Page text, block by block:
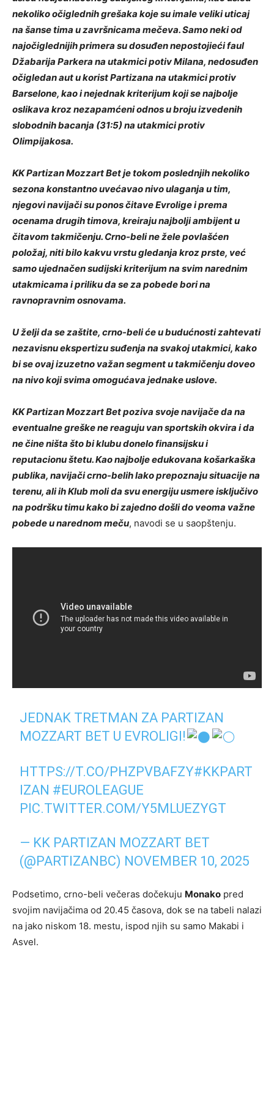
nekoliko očiglednih grešaka koje su imale veliki uticaj
na šanse tima u završnicama mečeva. Samo neki od
najočiglednijih primera su dosuđen nepostojieći faul
Džabarija Parkera na utakmici potiv Milana, nedosuđen
očigledan aut u korist Partizana na utakmici protiv
Barselone, kao i nejednak kriterijum koji se najbolje
oslikava kroz nezapamćeni odnos u broju izvedenih
slobodnih bacanja (31:5) na utakmici protiv
Olimpijakosa.
KK Partizan Mozzart Bet je tokom poslednjih nekoliko
sezona konstantno uvećavao nivo ulaganja u tim,
njegovi navijači su ponos čitave Evrolige i prema
ocenama drugih timova, kreiraju najbolji ambijent u
čitavom takmičenju. Crno-beli ne žele povlašćen
položaj, niti bilo kakvu vrstu gledanja kroz prste, već
samo ujednačen sudijski kriterijum na svim narednim
utakmicama i priliku da se za pobede bori na
ravnopravnim osnovama.
U želji da se zaštite, crno-beli će u budućnosti zahtevati
nezavisnu ekspertizu suđenja na svakoj utakmici, kako
bi se ovaj izuzetno važan segment u takmičenju doveo
na nivo koji svima omogućava jednake uslove.
KK Partizan Mozzart Bet poziva svoje navijače da na
eventualne greške ne reaguju van sportskih okvira i da
ne čine ništa što bi klubu donelo finansijsku i
reputacionu štetu. Kao najbolje edukovana košarkaška
publika, navijači crno-belih lako prepoznaju situacije na
terenu, ali ih Klub moli da svu energiju usmere isključivo
na podršku timu kako bi zajedno došli do veoma važne
pobede u narednom meču, navodi se u saopštenju.
JEDNAK TRETMAN ZA PARTIZAN
MOZZART BET U EVROLIGI!
HTTPS://T.CO/PHZPVBAFZY#KKPART
IZAN #EUROLEAGUE
PIC.TWITTER.COM/Y5MLUEZYGT
— KK PARTIZAN MOZZART BET
(@PARTIZANBC) NOVEMBER 10, 2025
Podsetimo, crno-beli večeras dočekuju Monako pred
svojim navijačima od 20.45 časova, dok se na tabeli nalazi
na jako niskom 18. mestu, ispod njih su samo Makabi i
Asvel.